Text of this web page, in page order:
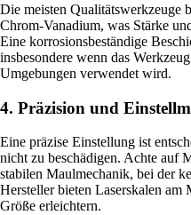
Die meisten Qualitätswerkzeuge
Chrom-Vanadium, was Stärke
Eine korrosionsbeständige
insbesondere wenn das
Umgebungen verwendet wird.
4. Präzision und
Eine präzise Einstellung ist
nicht zu beschädigen. Achte auf
stabilen Maulmechanik, bei der
Hersteller bieten Laserskalen am
Größe erleichtern.